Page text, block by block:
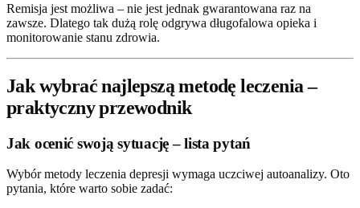
Remisja jest możliwa – nie jest jednak gwarantowana raz na
zawsze. Dlatego tak dużą rolę odgrywa długofalowa opieka i
monitorowanie stanu zdrowia.
Jak wybrać najlepszą metodę leczenia –
praktyczny przewodnik
Jak ocenić swoją sytuację – lista pytań
Wybór metody leczenia depresji wymaga uczciwej autoanalizy. Oto
pytania, które warto sobie zadać: